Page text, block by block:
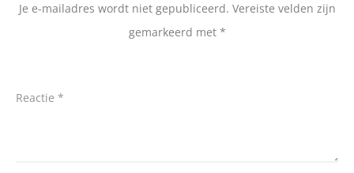
Je e-mailadres wordt niet gepubliceerd. Vereiste velden zijn
gemarkeerd met *
Reactie *